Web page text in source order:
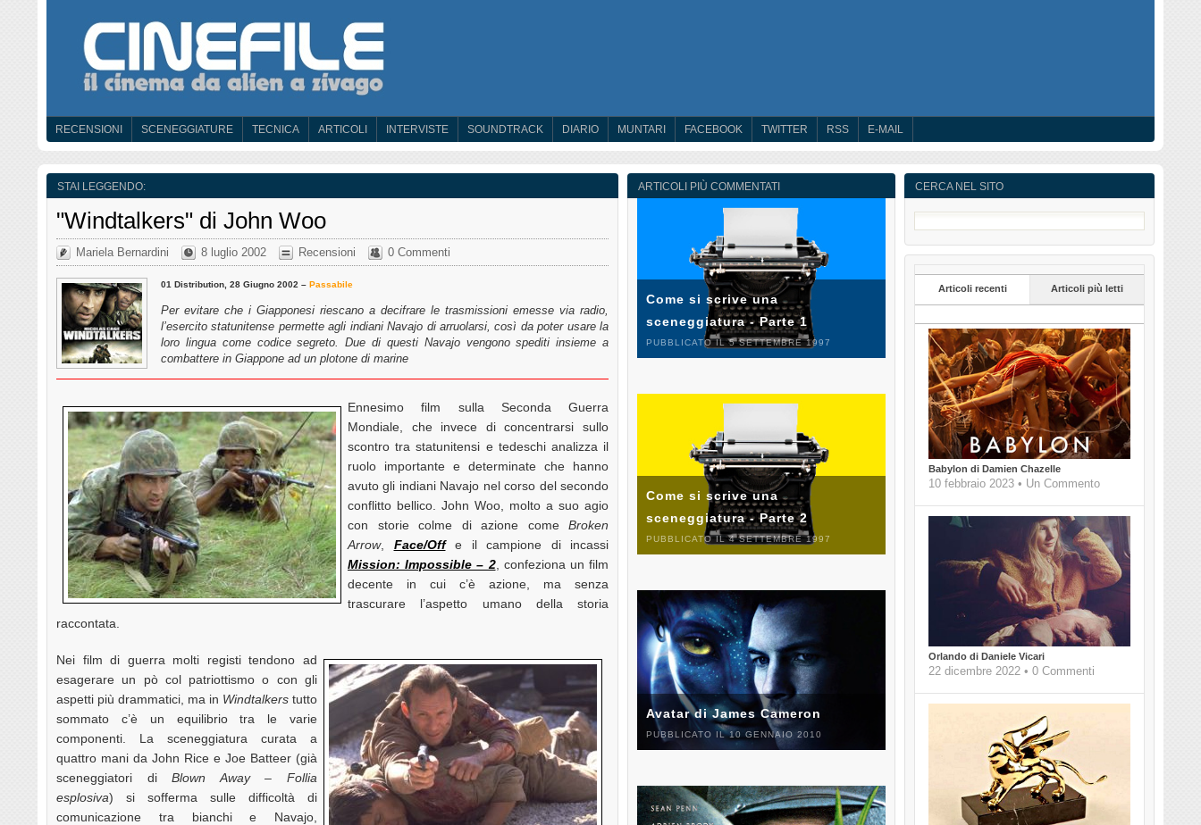
RECENSIONI SCENEGGIATURE TECNICA ARTICOLI INTERVISTE SOUNDTRACK DIARIO MUNTARI FACEBOOK TWITTER RSS E-MAIL
STAI LEGGENDO:
"Windtalkers" di John Woo
Mariela Bernardini 8 luglio 2002 Recensioni 0 Commenti
01 Distribution, 28 Giugno 2002 – Passabile
Per evitare che i Giapponesi riescano a decifrare le trasmissioni emesse via radio,
l’esercito statunitense permette agli indiani Navajo di arruolarsi, così da poter usare la
loro lingua come codice segreto. Due di questi Navajo vengono spediti insieme a
combattere in Giappone ad un plotone di marine
Ennesimo film sulla Seconda Guerra
Mondiale, che invece di concentrarsi sullo
scontro tra statunitensi e tedeschi analizza il
ruolo importante e determinate che hanno
avuto gli indiani Navajo nel corso del secondo
conflitto bellico. John Woo, molto a suo agio
con storie colme di azione come Broken
Arrow, Face/Offe il campione di incassi
Mission: Impossible – 2, confeziona un film
decente in cui c’è azione, ma senza
trascurare l’aspetto umano della storia
raccontata.
Nei film di guerra molti registi tendono ad
esagerare un pò col patriottismo o con gli
aspetti più drammatici, ma in Windtalkers tutto
sommato c’è un equilibrio tra le varie
componenti. La sceneggiatura curata a
quattro mani da John Rice e Joe Batteer (già
sceneggiatori diBlown Away – Follia
esplosiva) si sofferma sulle difficoltà di
comunicazione tra bianchi e Navajo,
CERCA NEL SITO
Articoli recenti Articoli più letti
Babylon di Damien Chazelle
10 febbraio 2023 • Un Commento
Orlando di Daniele Vicari
22 dicembre 2022 • 0 Commenti
ARTICOLI PIÙ COMMENTATI
Come si scrive una
sceneggiatura - Parte 1
PUBBLICATO IL 5 SETTEMBRE 1997
Come si scrive una
sceneggiatura - Parte 2
PUBBLICATO IL 4 SETTEMBRE 1997
Avatar di James Cameron
PUBBLICATO IL 10 GENNAIO 2010